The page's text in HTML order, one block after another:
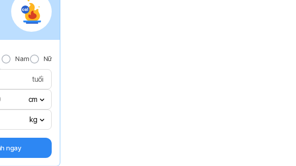
Nam Nữ
tuổi
cm
kg
ngay